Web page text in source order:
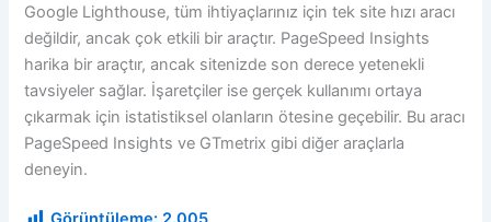
Google Lighthouse, tüm ihtiyaçlarınız için tek site hızı aracı
değildir, ancak çok etkili bir araçtır. PageSpeed ​​Insights
harika bir araçtır, ancak sitenizde son derece yetenekli
tavsiyeler sağlar. İşaretçiler ise gerçek kullanımı ortaya
çıkarmak için istatistiksel olanların ötesine geçebilir. Bu aracı
PageSpeed ​​Insights ve GTmetrix gibi diğer araçlarla
deneyin.